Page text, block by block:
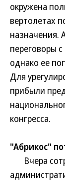
окружена
вертолетах
назначения.
переговоры
однако ее
Для
прибыли
конгресса.
"Абрикос"
Вчера